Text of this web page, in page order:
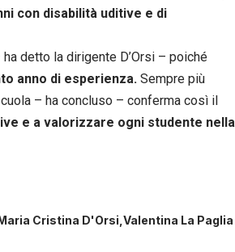
con disabilità uditive e di
ha detto la dirigente D’Orsi – poiché
anno di esperienza. Sempre più
– ha concluso – conferma così il
e a valorizzare ogni studente nella
Cristina D'Orsi Valentina La Paglia